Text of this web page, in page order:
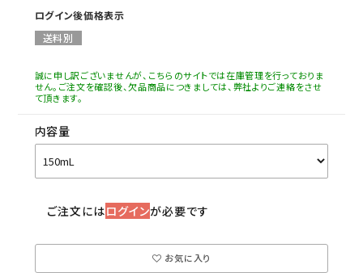
ログイン後価格表示
送料別
誠に申し訳ございませんが、こちらのサイトでは在庫管理を行っておりま
せん。ご注文を確認後、欠品商品につきましては、弊社よりご連絡をさせ
て頂きます。
内容量
ご注文にはログインが必要です
お気に入り